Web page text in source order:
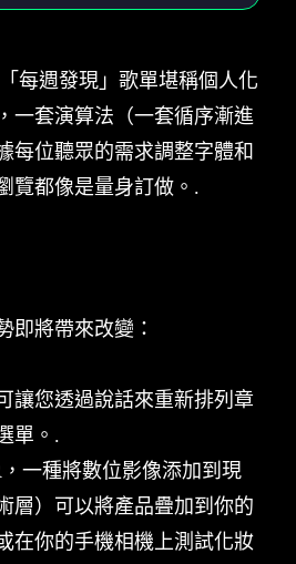
每週發現」歌單堪稱個人化
一套演算法（一套循序漸進
每位聽眾的需求調整字體和
覽都像是量身訂做。.
即將帶來改變：
讓您透過說話來重新排列章
單。.
一種將數位影像添加到現
層）可以將產品疊加到你的
在你的手機相機上測試化妝